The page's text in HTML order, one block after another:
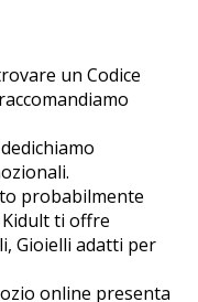
un Codice
probabilmente
ti offre
Gioielli adatti per
online presenta